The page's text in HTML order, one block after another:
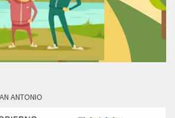
ANTONIO